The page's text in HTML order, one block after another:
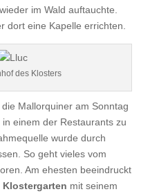
im Wald auftauchte.
dort eine Kapelle errichten.
des Klosters
Mallorquiner am Sonntag
einem der Restaurants zu
wurde durch
So geht vieles vom
Am ehesten beeindruckt
mit seinem